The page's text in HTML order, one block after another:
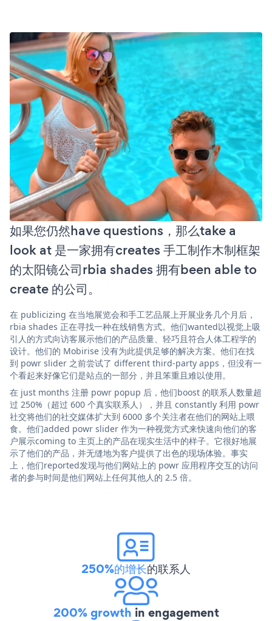
如果您仍然have questions，那么take a
look at 是一家拥有creates 手工制作木制框架
的太阳镜公司rbia shades 拥有been able to
create 的公司。
在 publicizing 在当地展览会和手工艺品展上开展业务几个月后，
rbia shades 正在寻找一种在线销售方式。他们wanted以视觉上吸
引人的方式向访客展示他们的产品质量、轻巧且符合人体工程学的
设计。他们的 Mobirise 没有为此提供足够的解决方案。他们在找
到 powr slider 之前尝试了 different third-party apps，但没有一
个看起来好像它们是站点的一部分，并且笨重且难以使用。
在 just months 注册 powr popup 后，他们boost 的联系人数量超
过 250%（超过 600 个真实联系人），并且 constantly 利用 powr
社交将他们的社交媒体扩大到 6000 多个关注者在他们的网站上喂
食。他们added powr slider 作为一种视觉方式来快速向他们的客
户展示coming to 主页上的产品在现实生活中的样子。它很好地展
示了他们的产品，并无缝地为客户提供了出色的现场体验。事实
上，他们reported发现与他们网站上的 powr 应用程序交互的访问
者的参与时间是他们网站上任何其他人的 2.5 倍。
250%的增长的联系人
200% growth in engagement